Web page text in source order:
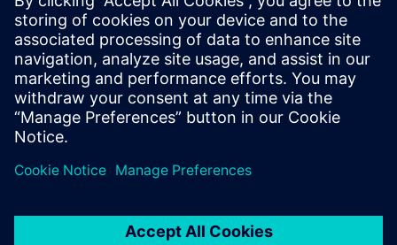
visualisering som støtter filer, tidsseriedata, enkle
instrumenter, relasjonsdata, metadata og kjemiske
strukturer. Støtter FAIR-data og samsvar, slik at
organisasjoner kan utnytte ...
Lær mer